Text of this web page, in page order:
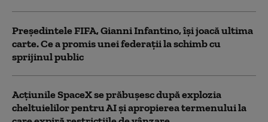
Președintele FIFA, Gianni Infantino, îşi joacă ultima
carte. Ce a promis unei federații la schimb cu
sprijinul public
Acţiunile SpaceX se prăbuşesc după explozia
cheltuielilor pentru AI şi apropierea termenului la